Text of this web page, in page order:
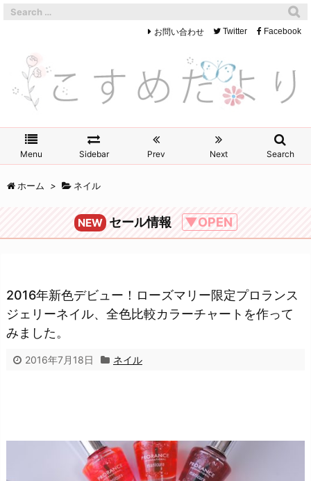
Menu Sidebar Prev Next Search
お問い合わせ Twitter Facebook
ホーム > ネイル
NEW セール情報 ▼OPEN
2016年新色デビュー！ローズマリー限定プロランス
ジェリーネイル、全色比較カラーチャートを作って
みました。
2016年7月18日 ネイル